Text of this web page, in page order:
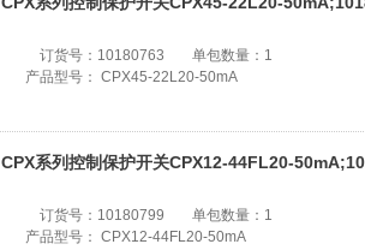
订货号： 10180763 单包数量： 1
产品型号： CPX45-22L20-50mA
CPX系列控制保护开关CPX12-44FL20-
订货号： 10180799 单包数量： 1
产品型号： CPX12-44FL20-50mA